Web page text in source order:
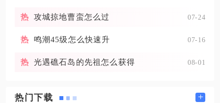
攻城掠地曹蛮怎么过 07-24
鸣潮45级怎么快速升 07-16
光遇礁石岛的先祖怎么获得 08-01
热门下载 +